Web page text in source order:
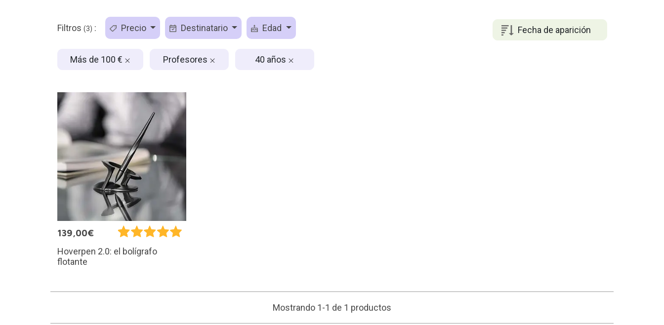
Fecha de aparición
Filtros (3) : Precio Destinatario Edad
Más de 100 € Profesores 40 años
139,00€
Hoverpen 2.0: el bolígrafo
flotante
Mostrando 1-1 de 1 productos